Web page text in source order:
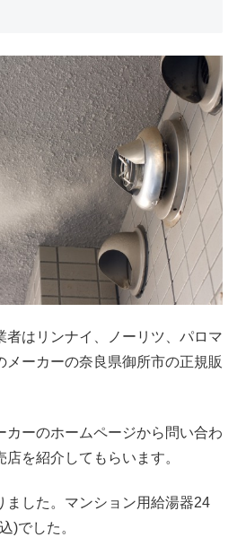
者はリンナイ、ノーリツ、パロマ
メーカーの奈良県御所市の正規販
カーのホームページから問い合わ
を紹介してもらいます。
ました。マンション用給湯器24
)でした。